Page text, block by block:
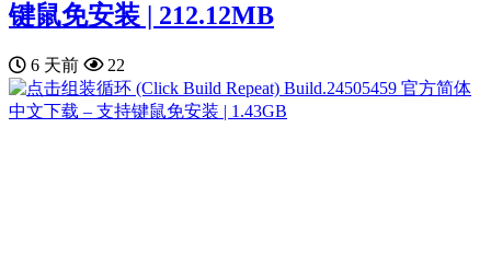
键鼠免安装 | 212.12MB
6 天前 22